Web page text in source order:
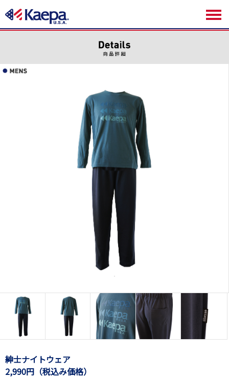
紳士ナイトウェア
2,990円（税込み価格）